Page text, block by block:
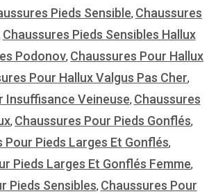
Pieds Sensible, Chaussures
Chaussures Pieds Sensibles Hallux
Podonov, Chaussures Pour Hallux
Pour Hallux Valgus Pas Cher,
Insuffisance Veineuse, Chaussures
, Chaussures Pour Pieds Gonflés,
Pour Pieds Larges Et Gonflés,
Pieds Larges Et Gonflés Femme,
Pieds Sensibles, Chaussures Pour